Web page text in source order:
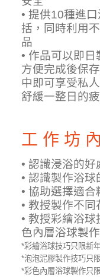
• 提供10種進
括，同時利用
品
• 作品可以即日
方便完成後保
中即可享受私
舒緩一整日的
工 作 坊
• 認識浸浴的
• 認識製作浴
• 協助選擇適
• 教授製作不
• 教授彩繪浴
色內層浴球製
*彩繪浴球技巧只限新
*泡泡泥膠製作技巧只
*彩色內層浴球製作只